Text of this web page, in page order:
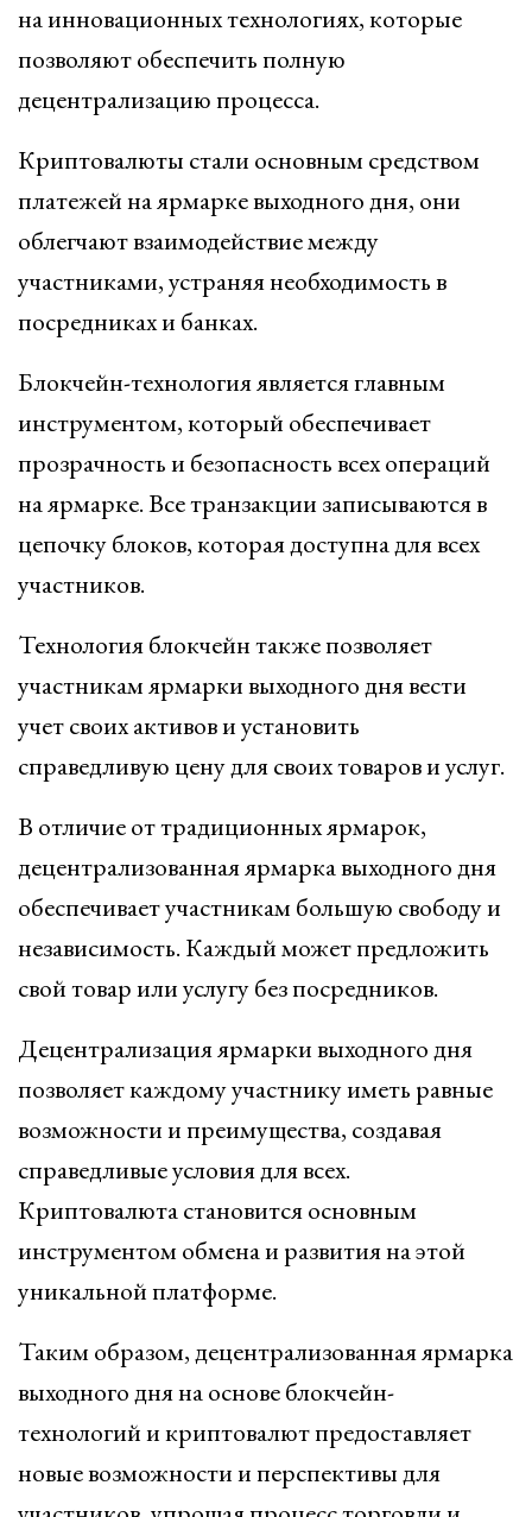
на инновационных технологиях, которые
позволяют обеспечить полную
децентрализацию процесса.
Криптовалюты стали основным средством
платежей на ярмарке выходного дня, они
облегчают взаимодействие между
участниками, устраняя необходимость в
посредниках и банках.
Блокчейн-технология является главным
инструментом, который обеспечивает
прозрачность и безопасность всех операций
на ярмарке. Все транзакции записываются в
цепочку блоков, которая доступна для всех
участников.
Технология блокчейн также позволяет
участникам ярмарки выходного дня вести
учет своих активов и установить
справедливую цену для своих товаров и услуг.
В отличие от традиционных ярмарок,
децентрализованная ярмарка выходного дня
обеспечивает участникам большую свободу и
независимость. Каждый может предложить
свой товар или услугу без посредников.
Децентрализация ярмарки выходного дня
позволяет каждому участнику иметь равные
возможности и преимущества, создавая
справедливые условия для всех.
Криптовалюта становится основным
инструментом обмена и развития на этой
уникальной платформе.
Таким образом, децентрализованная ярмарка
выходного дня на основе блокчейн-
технологий и криптовалют предоставляет
новые возможности и перспективы для